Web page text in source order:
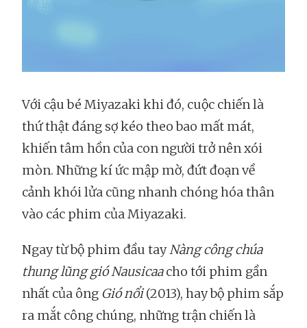
Với cậu bé Miyazaki khi đó, cuộc chiến là
thứ thật đáng sợ kéo theo bao mất mát,
khiến tâm hồn của con người trở nên xói
mòn. Những kí ức mập mờ, đứt đoạn về
cảnh khói lửa cũng nhanh chóng hóa thân
vào các phim của Miyazaki.
Ngay từ bộ phim đầu tay Nàng công chúa
thung lũng gió Nausicaacho tới phim gần
nhất của ông Gió nổi(2013), hay bộ phim sắp
ra mắt công chúng, những trận chiến là